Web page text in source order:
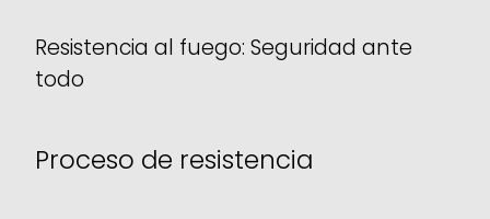
Resistencia al fuego: Seguridad ante
todo
Proceso de resistencia